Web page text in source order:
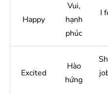
Happy
Vui,
hạnh
phúc
I
Excited
Hào
hứng